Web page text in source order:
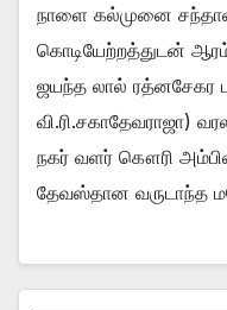
நாளை கல்முனை
கொடியேற்றத்துடன்
ஜயந்த லால் ரத்னசேகர
வி.ரி.சகாதேவராஜா)
நகர் வளர் கௌரி
தேவஸ்தான வருடாந்த